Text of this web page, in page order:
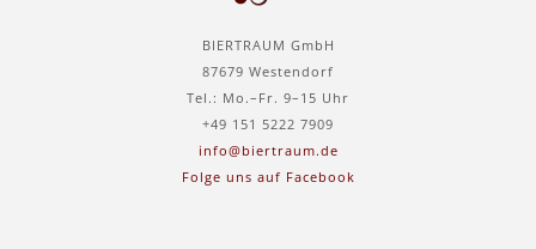
BIERTRAUM GmbH
87679 Westendorf
Tel.: Mo.–Fr. 9–15 Uhr
+49 151 5222 7909
info@biertraum.de
Folge uns auf Facebook